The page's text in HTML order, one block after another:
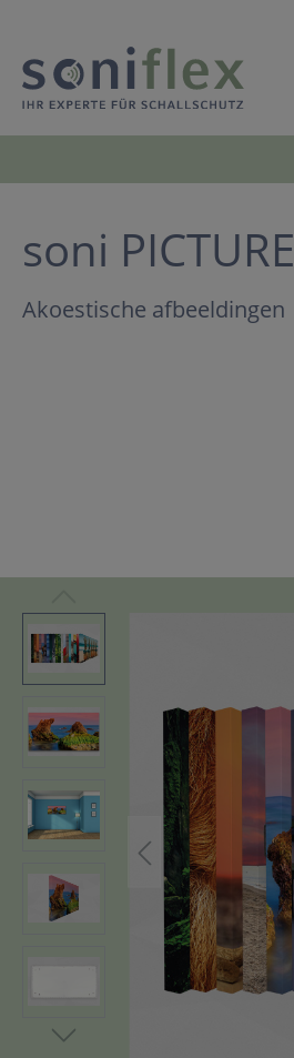
soni PICTURE
Akoestische afbeeldingen